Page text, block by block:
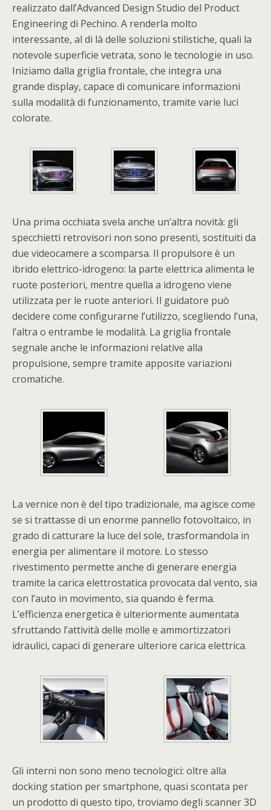
realizzato dall’Advanced Design Studio del Product
Engineering di Pechino. A renderla molto
interessante, al di là delle soluzioni stilistiche, quali la
notevole superficie vetrata, sono le tecnologie in uso.
Iniziamo dalla griglia frontale, che integra una
grande display, capace di comunicare informazioni
sulla modalità di funzionamento, tramite varie luci
colorate.
Una prima occhiata svela anche un’altra novità: gli
specchietti retrovisori non sono presenti, sostituiti da
due videocamere a scomparsa. Il propulsore è un
ibrido elettrico-idrogeno: la parte elettrica alimenta le
ruote posteriori, mentre quella a idrogeno viene
utilizzata per le ruote anteriori. Il guidatore può
decidere come configurarne l’utilizzo, scegliendo l’una,
l’altra o entrambe le modalità. La griglia frontale
segnale anche le informazioni relative alla
propulsione, sempre tramite apposite variazioni
cromatiche.
La vernice non è del tipo tradizionale, ma agisce come
se si trattasse di un enorme pannello fotovoltaico, in
grado di catturare la luce del sole, trasformandola in
energia per alimentare il motore. Lo stesso
rivestimento permette anche di generare energia
tramite la carica elettrostatica provocata dal vento, sia
con l’auto in movimento, sia quando è ferma.
L’efficienza energetica è ulteriormente aumentata
sfruttando l’attività delle molle e ammortizzatori
idraulici, capaci di generare ulteriore carica elettrica.
Gli interni non sono meno tecnologici: oltre alla
docking station per smartphone, quasi scontata per
un prodotto di questo tipo, troviamo degli scanner 3D